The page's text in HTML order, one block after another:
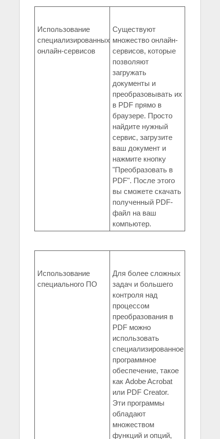
Использование
специализированных
онлайн-сервисов
Существуют
множество онлайн-
сервисов, которые
позволяют
загружать
документы и
преобразовывать их
в PDF прямо в
браузере. Просто
найдите нужный
сервис, загрузите
ваш документ и
нажмите кнопку
"Преобразовать в
PDF". После этого
вы сможете скачать
полученный PDF-
файл на ваш
компьютер.
Использование
специального ПО
Для более сложных
задач и большего
контроля над
процессом
преобразования в
PDF можно
использовать
специализированное
программное
обеспечение, такое
как Adobe Acrobat
или PDF Creator.
Эти программы
обладают
множеством
функций и опций,